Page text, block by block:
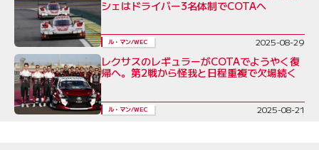
シェはドライバー3名体制でCOTAへ
ル・マン/WEC 2025-08-29
レクサスのレギュラーがCOTAでようやく復
帰へ。第2戦から怪我と日程重複で欠場続く
ル・マン/WEC 2025-08-21